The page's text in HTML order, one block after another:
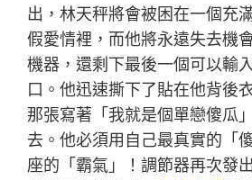
出，林天秤將會被困在一個充
假愛情裡，而他將永遠失去機
機器，還剩下最後一個可以輸
口。他迅速撕下了貼在他背後
那張寫著「我就是個單戀傻瓜
去。他必須用自己最真實的「
座的「霸氣」！調節器再次發